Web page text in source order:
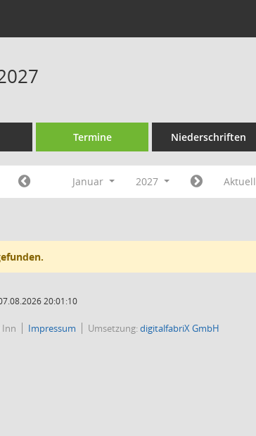
Termine Niederschriften
Januar 2027 Aktuell
20:01:10
Inn Impressum Umsetzung:digitalfabriX GmbH